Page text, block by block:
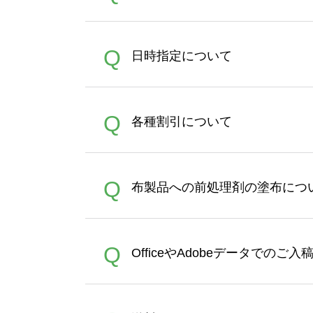
A
ン作成のお手伝いをすること
合は、デザインツールをご利
Q 日時指定について
A
者にご連絡いただき調整をお
Q 各種割引について
A
ポイントとして付与され、次
文時からご利用頂けます。ポ
れば、ランクにカウントがさ
Q 布製品への前処理剤の塗布につ
A
イト以外）のプリントは、濃
品をお届けするため、処理剤
Q OfficeやAdobeデータでのご入